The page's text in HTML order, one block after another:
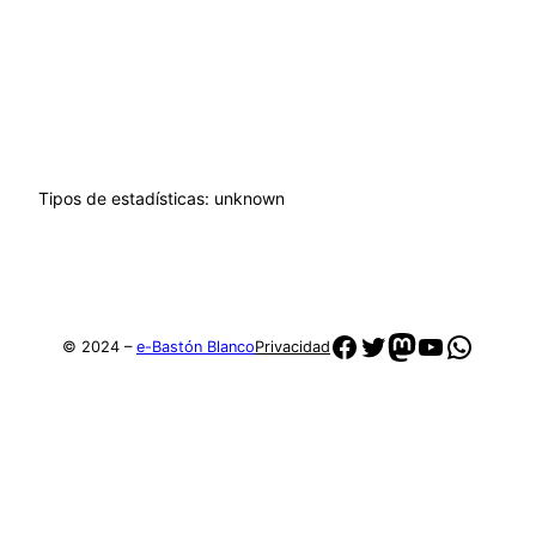
Tipos de estadísticas: unknown
© 2024 – e-Bastón BlancoPrivacidadFacebook
Twitter
Mastodon
YouTube